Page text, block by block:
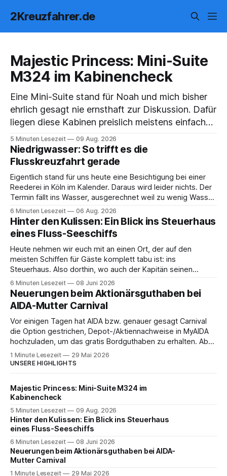
2Kreuzfahrer.de
Majestic Princess: Mini-Suite
M324 im Kabinencheck
Eine Mini-Suite stand für Noah und mich bisher
ehrlich gesagt nie ernsthaft zur Diskussion. Dafür
liegen diese Kabinen preislich meistens einfach
zu weit über dem, was wir sonst buchen. Wir
sind viel auf dem Schiff unterwegs und
investieren das gesparte Geld lieber in Ausflüge,
gutes Essen oder in den
5 Minuten Lesezeit 09 Aug. 2026
Niedrigwasser: So trifft es die
Flusskreuzfahrt gerade
Eigentlich stand für uns heute eine Besichtigung bei einer
Reederei in Köln im Kalender. Daraus wird leider nichts. Der
Termin fällt ins Wasser, ausgerechnet weil zu wenig Wasser
da ist. 😅 Und am Wochenende steigen wir in Linz an Bord
und fahren mit Thurgau Travel die Donau hinunter Richtung
Budapest. Auch
6 Minuten Lesezeit 06 Aug. 2026
Hinter den Kulissen: Ein Blick ins Steuerhaus
eines Fluss-Seeschiffs
Heute nehmen wir euch mit an einen Ort, der auf den
meisten Schiffen für Gäste komplett tabu ist: ins
Steuerhaus. Also dorthin, wo auch der Kapitän seinen
Arbeitsplatz hat. Auf unserer Reise mit der MS Thurgau
Saxonia ging es zur Mittagszeit von Mainz Richtung Koblenz
– und wir durften für ein
6 Minuten Lesezeit 08 Juni 2026
Neuerungen beim Aktionärsguthaben bei
AIDA-Mutter Carnival
Vor einigen Tagen hat AIDA bzw. genauer gesagt Carnival
die Option gestrichen, Depot-/Aktiennachweise in MyAIDA
hochzuladen, um das gratis Bordguthaben zu erhalten. Ab
sofort muss die bisher optionale StockPerks-App genutzt
werden, um das Bordguthaben zu erhalten. Bereits vor
1 Minute Lesezeit
29 Mai 2026
UNSERE HIGHLIGHTS
Majestic Princess: Mini-Suite M324 im
Kabinencheck
5 Minuten Lesezeit 09 Aug. 2026
Hinter den Kulissen: Ein Blick ins Steuerhaus
eines Fluss-Seeschiffs
6 Minuten Lesezeit 08 Juni 2026
Neuerungen beim Aktionärsguthaben bei AIDA-
Mutter Carnival
1 Minute Lesezeit 29 Mai 2026